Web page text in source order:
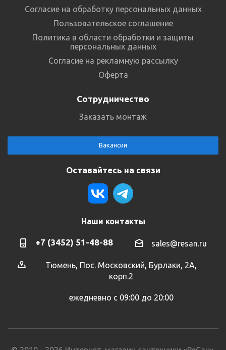
Согласие на обработку персональных данных
Пользовательское соглашение
Политика в области обработки и защиты
персональных данных
Согласие на рекламную рассылку
Оферта
Сотрудничество
Заказать монтаж
Вакансии
Оставайтесь на связи
Наши контакты
+7 (3452) 51-48-88 sales@resan.ru
Тюмень, Пос. Московский, Бурлаки, 2А,
корп.2
ежедневно с 09:00 до 20:00